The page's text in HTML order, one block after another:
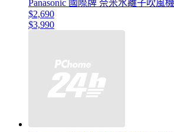
Panasonic 國際牌 奈米水離子吹風
$2,690
$3,990